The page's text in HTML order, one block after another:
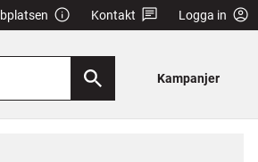
Kontakt Logga in
Kampanjer